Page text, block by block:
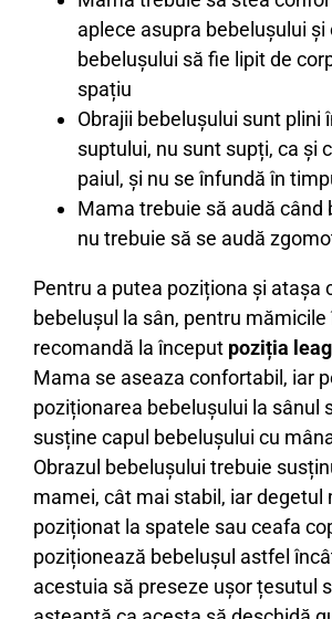
aplece asupra bebelușului și
bebelușului să fie lipit de
spațiu
Obrajii bebelușului sunt plini
suptului, nu sunt supți, ca și
paiul, și nu se înfundă în
Mama trebuie să audă când
nu trebuie să se audă
Pentru a putea poziționa și atașa
bebelușul la sân, pentru
recomandă la început poziția
Mama se aseaza confortabil, iar
poziționarea bebelușului la sânul
susține capul bebelușului cu
Obrazul bebelușului trebuie
mamei, cât mai stabil, iar degetul
poziționat la spatele sau ceafa
poziționează bebelușul astfel
acestuia să preseze ușor țesutul